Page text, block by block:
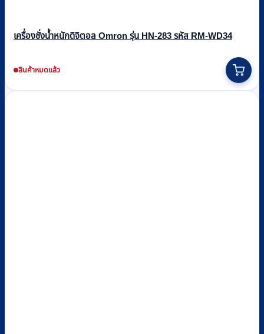
เครื่องชั่งน้ำหนักดิจิตอล Omron รุ่น HN-283 รหัส RM-WD34
สินค้าหมดแล้ว